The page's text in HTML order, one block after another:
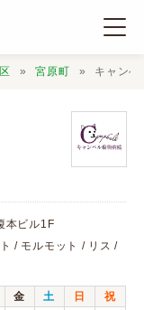
宮原町 キャンベ
本ビル1F
/ モルモット / リス /
金 土 日
祝